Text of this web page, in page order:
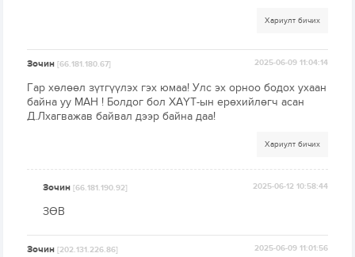
Хариулт бичих
Зочин[66.181.180.67] 2025-06-09 11:04:14
Гар хөлөөл зүтгүүлэх гэх юмаа! Улс эх орноо бодох ухаан
байна уу МАН ! Болдог бол ХАҮТ-ын ерөхийлөгч асан
Д.Лхагважав байвал дээр байна даа!
Хариулт бичих
Зочин[66.181.190.92] 2025-06-12 10:58:44
ЗӨВ
Зочин[202.131.226.86] 2025-06-09 11:01:56